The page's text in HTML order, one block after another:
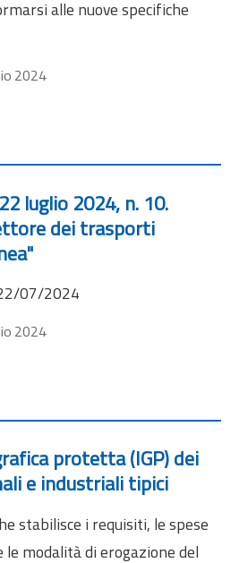
alle nuove specifiche
2024
luglio 2024, n. 10.
dei trasporti
07/2024
2024
protetta (IGP) dei
e industriali tipici
stabilisce i requisiti, le spese
modalità di erogazione del